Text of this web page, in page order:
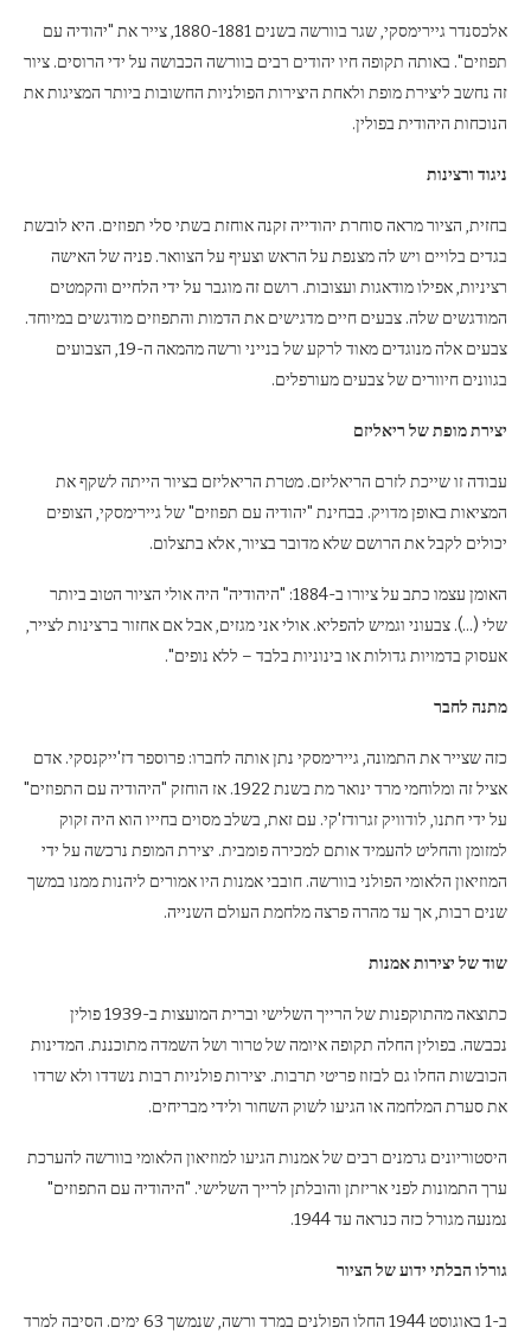
אלכסנדר גיירימסקי, שגר בוורשה בשנים 1880-1881, צייר את "יהודיה עם
תפוזים". באותה תקופה חיו יהודים רבים בוורשה הכבושה על ידי הרוסים. ציור
זה נחשב ליצירת מופת ולאחת היצירות הפולניות החשובות ביותר המציגות את
הנוכחות היהודית בפולין.
ניגוד ורצינות
בחזית, הציור מראה סוחרת יהודייה זקנה אוחזת בשתי סלי תפוזים. היא לובשת
בגדים בלויים ויש לה מצנפת על הראש וצעיף על הצוואר. פניה של האישה
רציניות, אפילו מודאגות ועצובות. רושם זה מוגבר על ידי הלחיים והקמטים
המודגשים שלה. צבעים חיים מדגישים את הדמות והתפוזים מודגשים במיוחד.
צבעים אלה מנוגדים מאוד לרקע של בנייני ורשה מהמאה ה-19, הצבועים
בגוונים חיוורים של צבעים מעורפלים.
יצירת מופת של ריאליזם
עבודה זו שייכת לזרם הריאליזם. מטרת הריאליזם בציור הייתה לשקף את
המציאות באופן מדויק. בבחינת "יהודיה עם תפוזים" של גיירימסקי, הצופים
יכולים לקבל את הרושם שלא מדובר בציור, אלא בתצלום.
האומן עצמו כתב על ציורו ב-1884: "היהודיה" היה אולי הציור הטוב ביותר
שלי (…). צבעוני וגמיש להפליא. אולי אני מגזים, אבל אם אחזור ברצינות לצייר,
אעסוק בדמויות גדולות או בינוניות בלבד – ללא נופים".
מתנה לחבר
כזה שצייר את התמונה, גיירימסקי נתן אותה לחברו: פרוספר דז'ייקנסקי. אדם
אציל זה ומלוחמי מרד ינואר מת בשנת 1922. אז הוחזק "היהודיה עם התפוזים"
על ידי חתנו, לודוויק זגרודז'קי. עם זאת, בשלב מסוים בחייו הוא היה זקוק
למזומן והחליט להעמיד אותם למכירה פומבית. יצירת המופת נרכשה על ידי
המוזיאון הלאומי הפולני בוורשה. חובבי אמנות היו אמורים ליהנות ממנו במשך
שנים רבות, אך עד מהרה פרצה מלחמת העולם השנייה.
שוד של יצירות אמנות
כתוצאה מהתוקפנות של הרייך השלישי וברית המועצות ב-1939 פולין
נכבשה. בפולין החלה תקופה איומה של טרור ושל השמדה מתוכננת. המדינות
הכובשות החלו גם לבזוז פריטי תרבות. יצירות פולניות רבות נשדדו ולא שרדו
את סערת המלחמה או הגיעו לשוק השחור ולידי מבריחים.
היסטוריונים גרמנים רבים של אמנות הגיעו למוזיאון הלאומי בוורשה להערכת
ערך התמונות לפני אריזתן והובלתן לרייך השלישי. "היהודיה עם התפוזים"
נמנעה מגורל כזה כנראה עד 1944.
גורלו הבלתי ידוע של הציור
ב-1 באוגוסט 1944 החלו הפולנים במרד ורשה, שנמשך 63 ימים. הסיבה למרד